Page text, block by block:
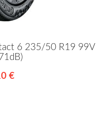
6 235/50 R19 99V
€